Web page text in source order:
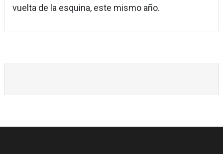
vuelta de la esquina, este mismo año.